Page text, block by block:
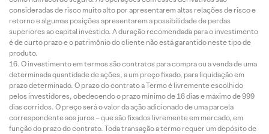
consideradas de risco muito alto por apresentarem altas relações de risco e
retorno e algumas posições apresentarem a possibilidade de perdas
superiores ao capital investido. A duração recomendada para o investimento
é de curto prazo e o patrimônio do cliente não está garantido neste tipo de
produto.
O investimento em termos são contratos para compra ou a venda de uma
determinada quantidade de ações, a um preço fixado, para liquidação em
prazo determinado. O prazo do contrato a Termo é livremente escolhido
pelos investidores, obedecendo o prazo mínimo de 16 dias e máximo de 999
dias corridos. O preço será o valor da ação adicionado de uma parcela
correspondente aos juros – que são fixados livremente em mercado, em
função do prazo do contrato. Toda transação a termo requer um depósito de